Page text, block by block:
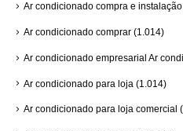
Ar condicionado compra e instalação
Ar condicionado comprar (1.014)
Ar condicionado empresarial Ar
Ar condicionado para loja (1.014)
Ar condicionado para loja comercial